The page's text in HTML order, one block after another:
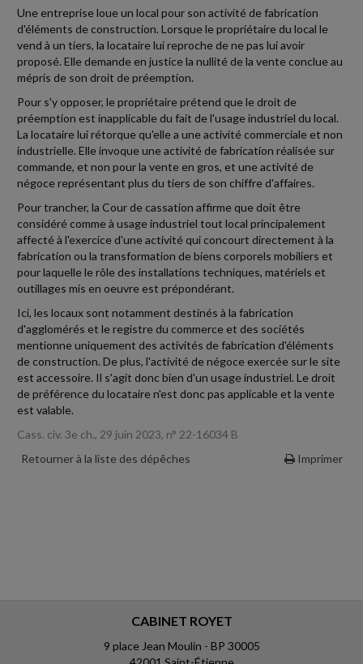
Une entreprise loue un local pour son activité de fabrication
d'éléments de construction. Lorsque le propriétaire du local le
vend à un tiers, la locataire lui reproche de ne pas lui avoir
proposé. Elle demande en justice la nullité de la vente conclue au
mépris de son droit de préemption.
Pour s'y opposer, le propriétaire prétend que le droit de
préemption est inapplicable du fait de l'usage industriel du local.
La locataire lui rétorque qu'elle a une activité commerciale et non
industrielle. Elle invoque une activité de fabrication réalisée sur
commande, et non pour la vente en gros, et une activité de
négoce représentant plus du tiers de son chiffre d'affaires.
Pour trancher, la Cour de cassation affirme que doit être
considéré comme à usage industriel tout local principalement
affecté à l'exercice d'une activité qui concourt directement à la
fabrication ou la transformation de biens corporels mobiliers et
pour laquelle le rôle des installations techniques, matériels et
outillages mis en oeuvre est prépondérant.
Ici, les locaux sont notamment destinés à la fabrication
d'agglomérés et le registre du commerce et des sociétés
mentionne uniquement des activités de fabrication d'éléments
de construction. De plus, l'activité de négoce exercée sur le site
est accessoire. Il s'agit donc bien d'un usage industriel. Le droit
de préférence du locataire n'est donc pas applicable et la vente
est valable.
Cass. civ. 3e ch., 29 juin 2023, n° 22-16034 B
Retourner à la liste des dépêches
Imprimer
CABINET ROYET
9 place Jean Moulin - BP 30005